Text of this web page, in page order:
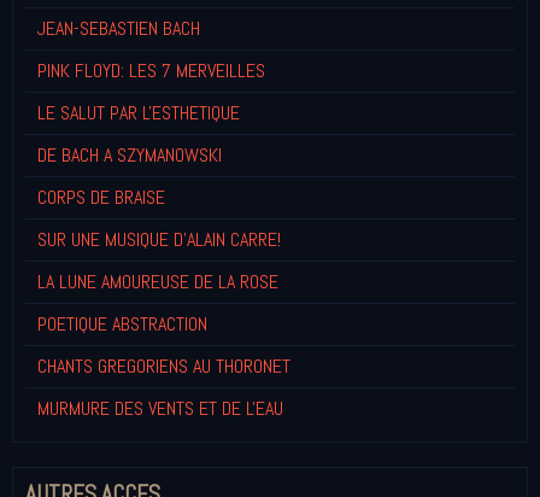
JEAN-SEBASTIEN BACH
PINK FLOYD: LES 7 MERVEILLES
LE SALUT PAR L'ESTHETIQUE
DE BACH A SZYMANOWSKI
CORPS DE BRAISE
SUR UNE MUSIQUE D'ALAIN CARRE!
LA LUNE AMOUREUSE DE LA ROSE
POETIQUE ABSTRACTION
CHANTS GREGORIENS AU THORONET
MURMURE DES VENTS ET DE L'EAU